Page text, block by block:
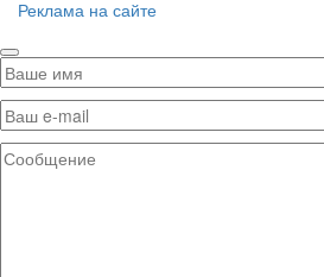
Реклама на сайте